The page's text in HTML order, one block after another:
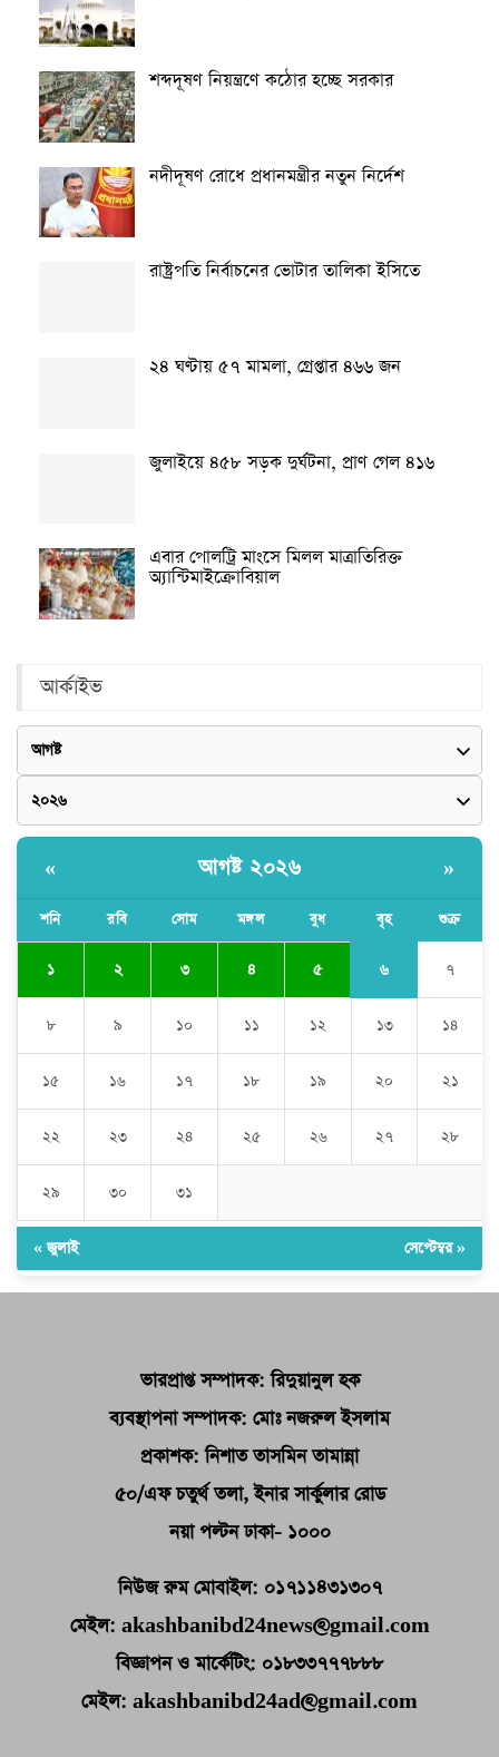
শব্দদূষণ নিয়ন্ত্রণে কঠোর হচ্ছে সরকার
নদীদূষণ রোধে প্রধানমন্ত্রীর নতুন নির্দেশ
রাষ্ট্রপতি নির্বাচনের ভোটার তালিকা ইসিতে
২৪ ঘণ্টায় ৫৭ মামলা, গ্রেপ্তার ৪৬৬ জন
জুলাইয়ে ৪৫৮ সড়ক দুর্ঘটনা, প্রাণ গেল ৪১৬
এবার পোলট্রি মাংসে মিলল মাত্রাতিরিক্ত
অ্যান্টিমাইক্রোবিয়াল
আর্কাইভ
« আগষ্ট ২০২৬ »
শনি রবি সোম মঙ্গল বুধ বৃহ শুক্র
১ ২ ৩ ৪ ৫ ৬ ৭
৮ ৯ ১০ ১১ ১২ ১৩ ১৪
১৫ ১৬ ১৭ ১৮ ১৯ ২০ ২১
২২ ২৩ ২৪ ২৫ ২৬ ২৭ ২৮
২৯ ৩০ ৩১
« জুলাই সেপ্টেম্বর »
ভারপ্রাপ্ত সম্পাদক: রিদুয়ানুল হক
ব্যবস্থাপনা সম্পাদক: মোঃ নজরুল ইসলাম
প্রকাশক: নিশাত তাসমিন তামান্না
৫০/এফ চতুর্থ তলা, ইনার সার্কুলার রোড
নয়া পল্টন ঢাকা- ১০০০
নিউজ রুম মোবাইল: ০১৭১১৪৩১৩০৭
মেইল: akashbanibd24news@gmail.com
বিজ্ঞাপন ও মার্কেটিং: ০১৮৩৩৭৭৭৮৮৮
মেইল: akashbanibd24ad@gmail.com